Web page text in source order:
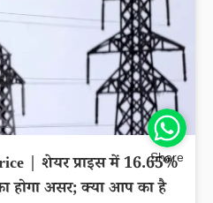
| शेयर प्राइस में 16.65%
होगा असर; क्या आप का है
Share